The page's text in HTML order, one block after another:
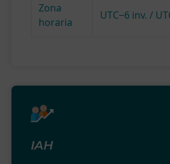
Zona
horaria
UTC−6 inv. /
IAH